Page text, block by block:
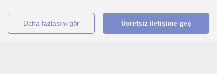
daha fazlasını gör Ücretsiz iletişime geç